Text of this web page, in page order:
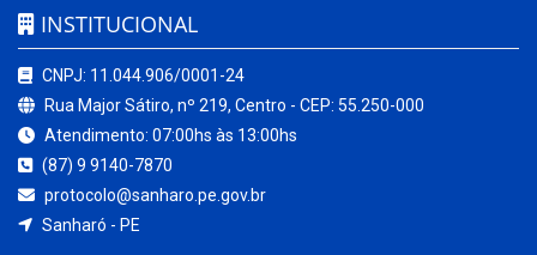
INSTITUCIONAL
CNPJ: 11.044.906/0001-24
Rua Major Sátiro, nº 219, Centro - CEP: 55.250-000
Atendimento: 07:00hs às 13:00hs
(87) 9 9140-7870
protocolo@sanharo.pe.gov.br
Sanharó - PE